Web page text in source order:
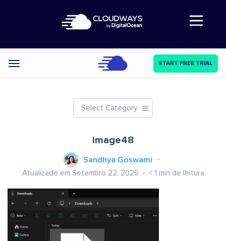
Abre a navegação
Categories START FREE TRIAL
Select Category
image48
Sandhya Goswami
Atualizado em Setembro 22, 2025 < 1 min de leitura